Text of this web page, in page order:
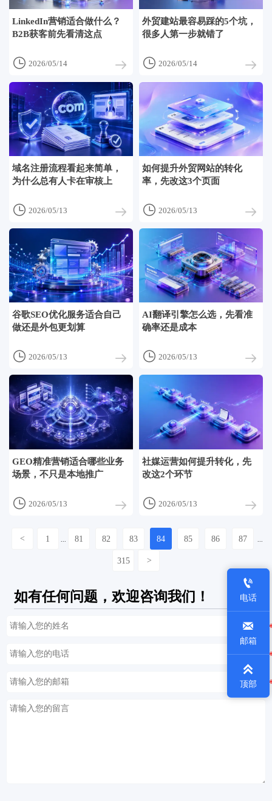
LinkedIn营销适合做什么？
B2B获客前先看清这点
 2026/05/14
外贸建站最容易踩的5个坑，
很多人第一步就错了
 2026/05/14
域名注册流程看起来简单，
为什么总有人卡在审核上
 2026/05/13
如何提升外贸网站的转化
率，先改这3个页面
 2026/05/13
谷歌SEO优化服务适合自己
做还是外包更划算
 2026/05/13
AI翻译引擎怎么选，先看准
确率还是成本
 2026/05/13
GEO精准营销适合哪些业务
场景，不只是本地推广
 2026/05/13
社媒运营如何提升转化，先
改这2个环节
 2026/05/13
< 1 81 82 83 84 85 86 87
315 >
如有任何问题，欢迎咨询我们！

电话

邮箱

顶部